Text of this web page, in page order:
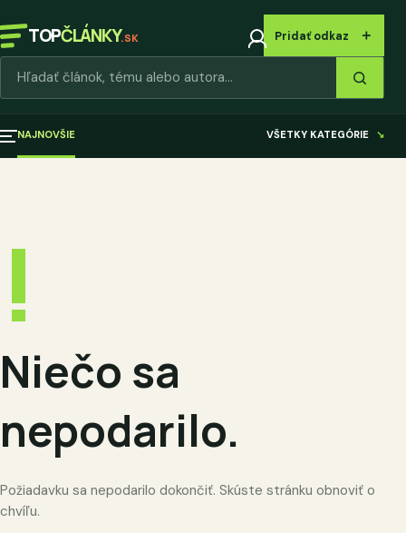
TOPČLÁNKY.SK Pridať odkaz ＋
NAJNOVŠIE VŠETKY KATEGÓRIE ↘
!
Niečo sa
nepodarilo.
Požiadavku sa nepodarilo dokončiť. Skúste stránku obnoviť o
chvíľu.